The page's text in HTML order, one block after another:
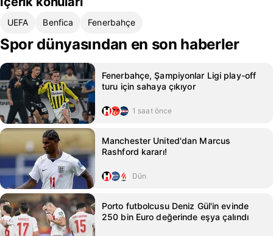
UEFA Benfica Fenerbahçe
Spor dünyasından en son haberler
Fenerbahçe, Şampiyonlar Ligi play-off
turu için sahaya çıkıyor
1 saat önce
Manchester United'dan Marcus
Rashford kararı!
Dün
Porto futbolcusu Deniz Gül'in evinde
250 bin Euro değerinde eşya çalındı